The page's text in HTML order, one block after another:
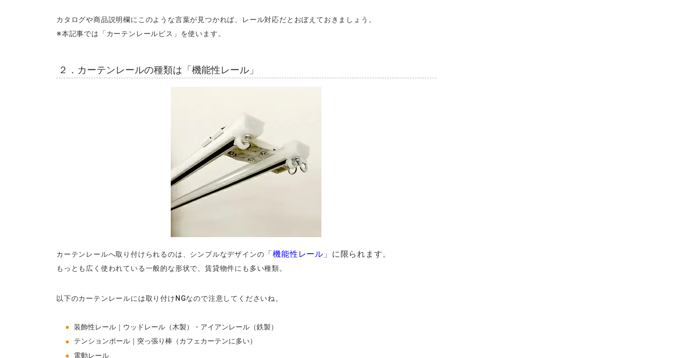
カタログや商品説明欄にこのような言葉が見つかれば、レール対応だとおぼえておきましょう。
※本記事では「カーテンレールビス」を使います。
２．カーテンレールの種類は「機能性レール」
カーテンレールへ取り付けられるのは、シンプルなデザインの 「機能性レール 」に限られます 。
もっとも広く使われている一般的な形状で、賃貸物件にも多い種類。
以下のカーテンレールには取り付けNGなので注意してくださいね。
装飾性レール｜ウッドレール（木製）・アイアンレール（鉄製）
テンションポール｜突っ張り棒（カフェカーテンに多い）
電動レール